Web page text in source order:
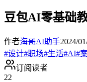
豆包AI零基础
作者海哥AI助手2024/
#设计#职场#生活#AI#
订阅读者
22